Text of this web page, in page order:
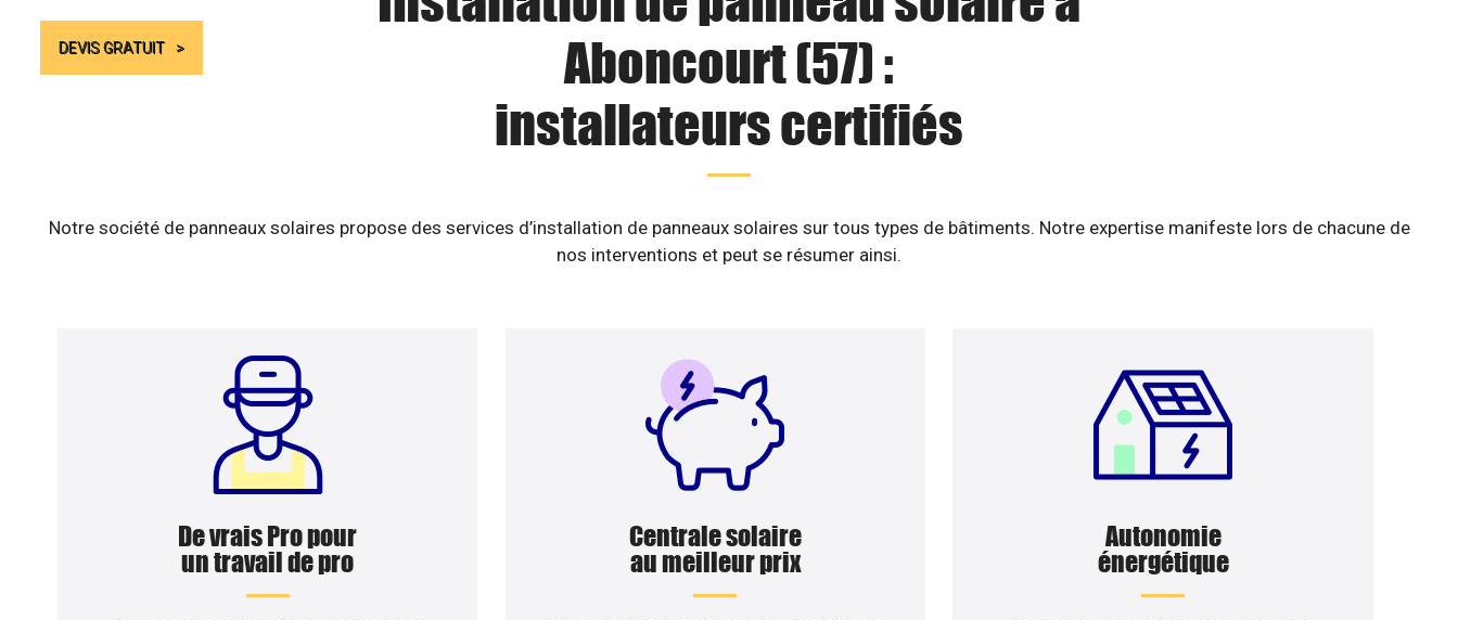
DEVIS GRATUIT
Aboncourt (57) :
installateurs certifiés
Notre société de panneaux solaires propose des services d’installation de panneaux solaires sur tous types de bâtiments. Notre expertise manifeste lors de chacune de
nos interventions et peut se résumer ainsi.
De vrais Pro pour
un travail de pro
Centrale solaire
au meilleur prix
Autonomie
énergétique